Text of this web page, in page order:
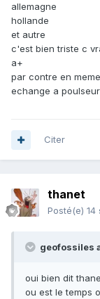
allemagne
hollande
et autre
c'est bien triste c
a+
par contre en
echange a
Citer
thanet
Posté(e) 14
geofossiles
oui bien dit
ou est le temps